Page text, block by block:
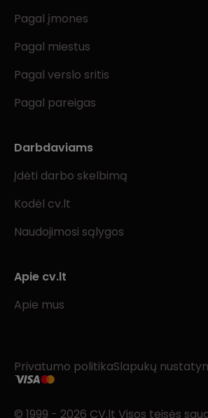
Pagal įmones
Pagal miestus
Pagal verslo sritis
Pagal pareigas
Darbdaviams
Įdėti darbo skelbimą
Kodėl cv.lt
Naudojimosi sąlygos
Apie cv.lt
Apie mus
Privatumo politikaSlapukų
© 1999 - 2026 CV.lt Visos teisės